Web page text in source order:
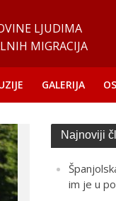
LJUDIMA
MIGRACIJA
GALERIJA
Najnoviji
im je u